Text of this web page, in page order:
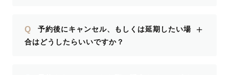
Q
予約後にキャンセル、もしくは延期したい場
合はどうしたらいいですか？
＋